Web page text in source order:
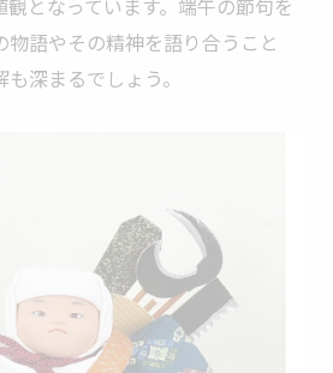
選ぶ鎧と兜の違いを知るポイ
と鎧、それぞれの意味と役割
に飾れるコンパクトな兜飾りの
びで迷った時の鎧兜比較と決め
形の違いと飾り分けのコツ
物語やその精神を語り合うこと
深まるでしょう。